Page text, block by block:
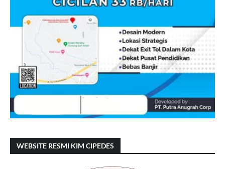
WEBSITE RESMI KIM CIPEDES